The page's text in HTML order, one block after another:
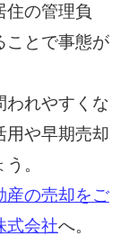
住の管理負
ことで事態が
われやすくな
用や早期売却
。
産の売却をご
式会社へ。